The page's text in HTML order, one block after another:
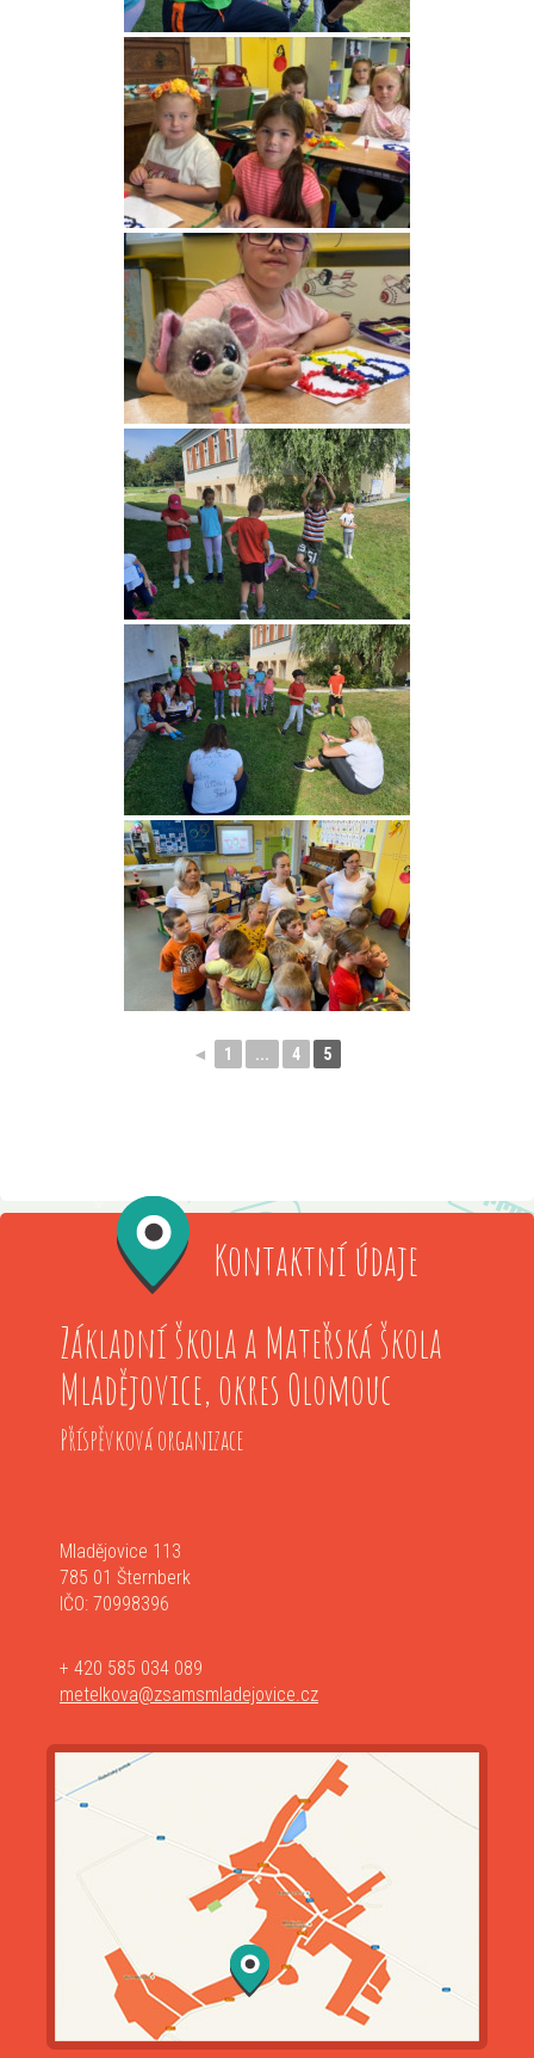
◄ 1 ... 4 5
Kontaktní údaje
Základní škola a Mateřská škola
Mladějovice, okres Olomouc
Příspěvková organizace
Mladějovice 113
785 01 Šternberk
IČO: 70998396
+ 420 585 034 089
metelkova@zsamsmladejovice.cz